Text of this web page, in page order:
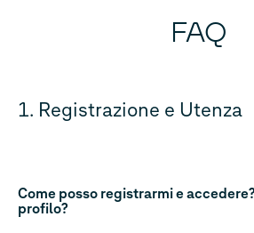
FAQ
1. Registrazione e Utenza
Come posso registrarmi e
profilo?